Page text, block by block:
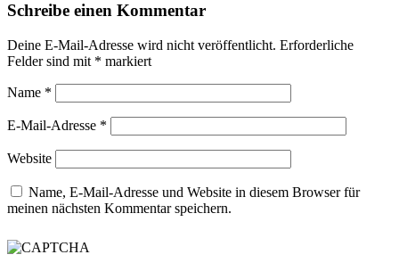
Schreibe einen Kommentar
Deine E-Mail-Adresse wird nicht veröffentlicht. Erforderliche
Felder sind mit * markiert
Name *
E-Mail-Adresse *
Website
Name, E-Mail-Adresse und Website in diesem Browser für
meinen nächsten Kommentar speichern.